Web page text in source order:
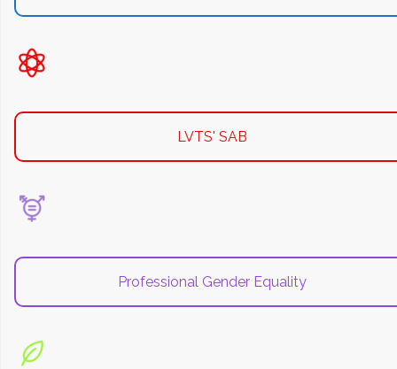
LVTS' SAB
Professional Gender Equality